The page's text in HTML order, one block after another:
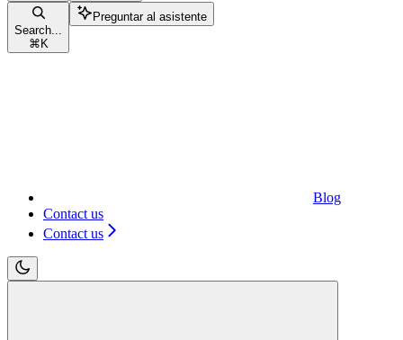
Search...
⌘ K
Preguntar al asistente
Blog
Contact us
Contact us